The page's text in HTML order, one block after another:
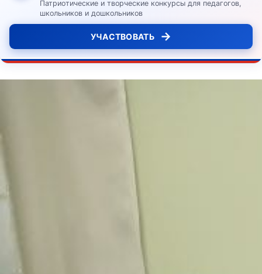
Патриотические и творческие конкурсы для педагогов,
школьников и дошкольников
УЧАСТВОВАТЬ →